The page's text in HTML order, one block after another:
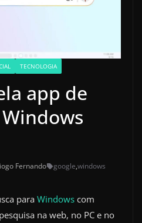
TECNOLOGIA
app de
Fernando google,windows
para Windows com
na web, no PC e no